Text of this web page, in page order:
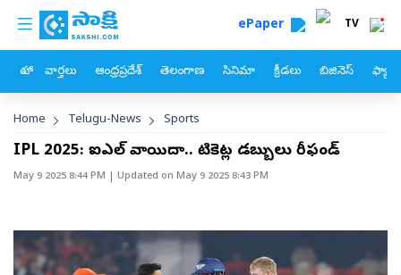
Skip to main content
custom menu ePaper TV
హోం వార్తలు ఆంధ్రప్రదేశ్ తెలంగాణ సినిమా క్రీడలు బిజినెస్
Breadcrumb
Home Telugu-News Sports
IPL 2025: ఐపీఎల్ వాయిదా.. టికెట్ల డబ్బులు రీఫండ్
May 9 2025 8:44 PM | Updated on May 9 2025 8:43 PM